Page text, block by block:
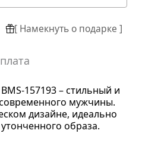
[ Намекнуть о подарке ]
157193 – стильный и
мужчины.
дизайне, идеально
образа.